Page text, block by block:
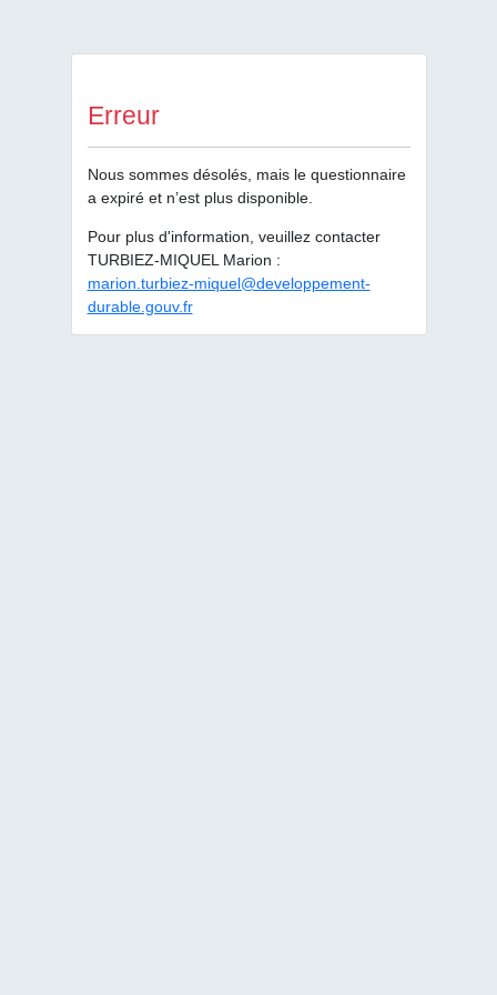
Erreur
Nous sommes désolés, mais le questionnaire
a expiré et n’est plus disponible.
Pour plus d'information, veuillez contacter
TURBIEZ-MIQUEL Marion :
marion.turbiez-miquel@developpement-
durable.gouv.fr